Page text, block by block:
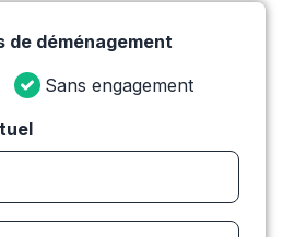
de déménagement
Sans engagement